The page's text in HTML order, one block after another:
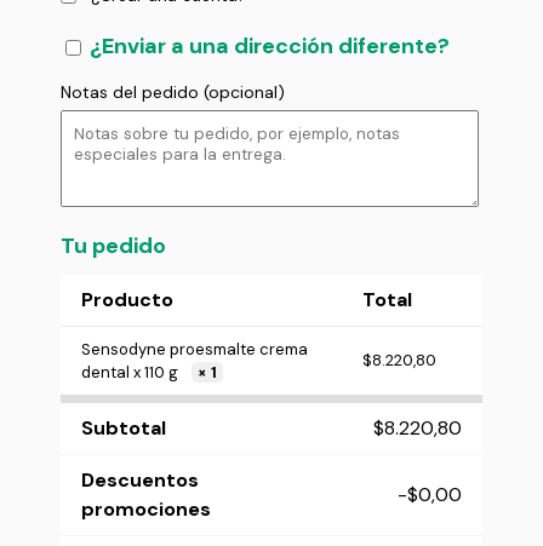
¿Enviar a una dirección diferente?
Notas del pedido (opcional)
Tu pedido
Producto Total
Sensodyne proesmalte crema
dental x 110 g
× 1
$8.220,80
Subtotal $8.220,80
Descuentos
promociones
-$0,00